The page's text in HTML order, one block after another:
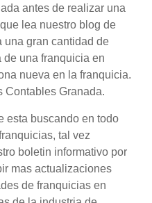
antes de realizar una
lea nuestro blog de
una gran cantidad de
de una franquicia en
nueva en la franquicia.
Contables Granada.
esta buscando en todo
tal vez
boletin informativo por
mas actualizaciones
de franquicias en